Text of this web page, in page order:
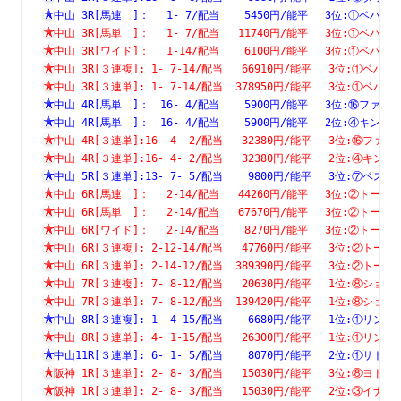
中山 3R[馬連　]：　 1- 7/配当    5450円/能平　
中山 3R[馬単　]：　 1- 7/配当   11740円/能平　
中山 3R[ワイド]：　 1-14/配当    6100円/能平　
中山 3R[３連複]: 1- 7-14/配当   66910円/能平　
中山 3R[３連単]: 1- 7-14/配当  378950円/能平　
中山 4R[馬単　]：　16- 4/配当    5900円/能平　
中山 4R[馬単　]：　16- 4/配当    5900円/能平　 2
中山 4R[３連単]:16- 4- 2/配当   32380円/能平　
中山 4R[３連単]:16- 4- 2/配当   32380円/能平　 2
中山 5R[３連単]:13- 7- 5/配当    9800円/能平　 3
中山 6R[馬連　]：　 2-14/配当   44260円/能平　 3位
中山 6R[馬単　]：　 2-14/配当   67670円/能平　 3位
中山 6R[ワイド]：　 2-14/配当    8270円/能平　 3位
中山 6R[３連複]: 2-12-14/配当   47760円/能平　 3位
中山 6R[３連単]: 2-14-12/配当  389390円/能平　 3位
中山 7R[３連複]: 7- 8-12/配当   20630円/能平　 1位
中山 7R[３連単]: 7- 8-12/配当  139420円/能平　 1位
中山 8R[３連複]: 1- 4-15/配当    6680円/能平　 1
中山 8R[３連単]: 4- 1-15/配当   26300円/能平　
中山11R[３連単]: 6- 1- 5/配当    8070円/能平　 2位:①サトノノ
阪神 1R[３連単]: 2- 8- 3/配当   15030円/能平　 3
阪神 1R[３連単]: 2- 8- 3/配当   15030円/能平　 2